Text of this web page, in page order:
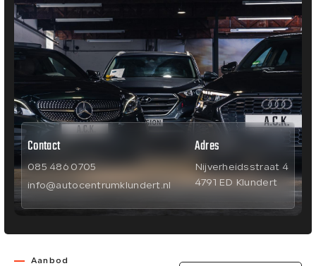
Contact
085 486 0705
info@autocentrumklundert.nl
Adres
Nijverheidsstraat 4
4791 ED Klundert
Aanbod